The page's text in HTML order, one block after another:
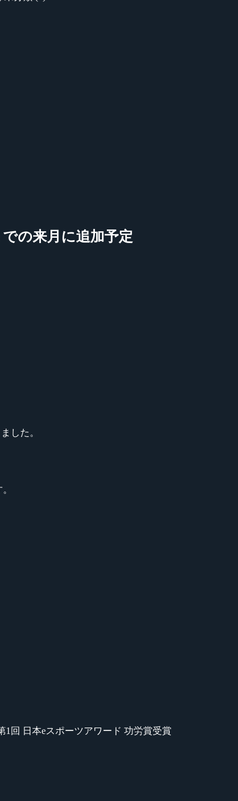
の来月に追加予定
した。
1回 日本eスポーツアワード 功労賞受賞